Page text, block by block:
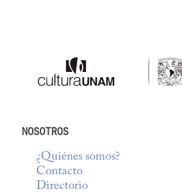
NOSOTROS
¿Quiénes somos?
Contacto
Directorio